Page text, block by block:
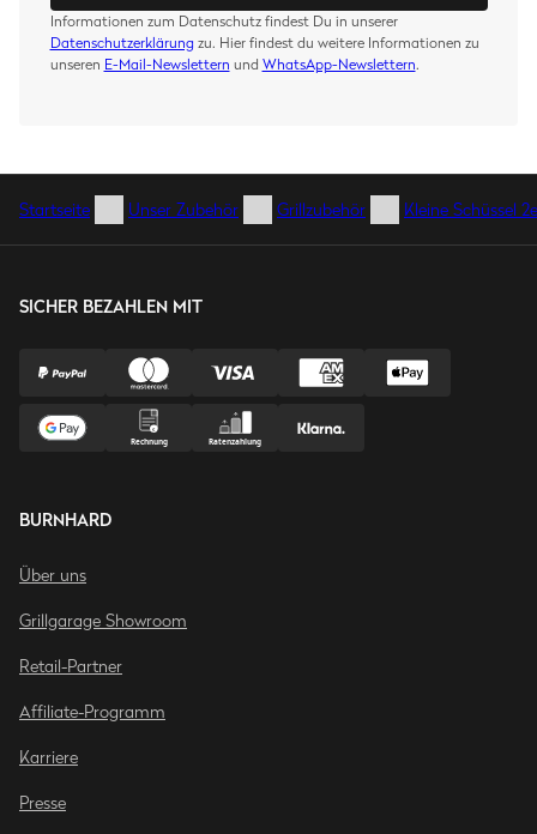
Informationen zum Datenschutz findest Du in unserer
Datenschutzerklärung zu. Hier findest du weitere Informationen zu
unseren E-Mail-Newslettern und WhatsApp-Newslettern.
Startseite Unser Zubehör Grillzubehör Kleine Schüssel
SICHER BEZAHLEN MIT
BURNHARD
Über uns
Grillgarage Showroom
Retail-Partner
Affiliate-Programm
Karriere
Presse